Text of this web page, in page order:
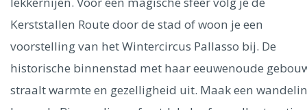
Kerststallen Route door de stad of woon je een
voorstelling van het Wintercircus Pallasso bij. De
historische binnenstad met haar eeuwenoude
straalt warmte en gezelligheid uit. Maak een